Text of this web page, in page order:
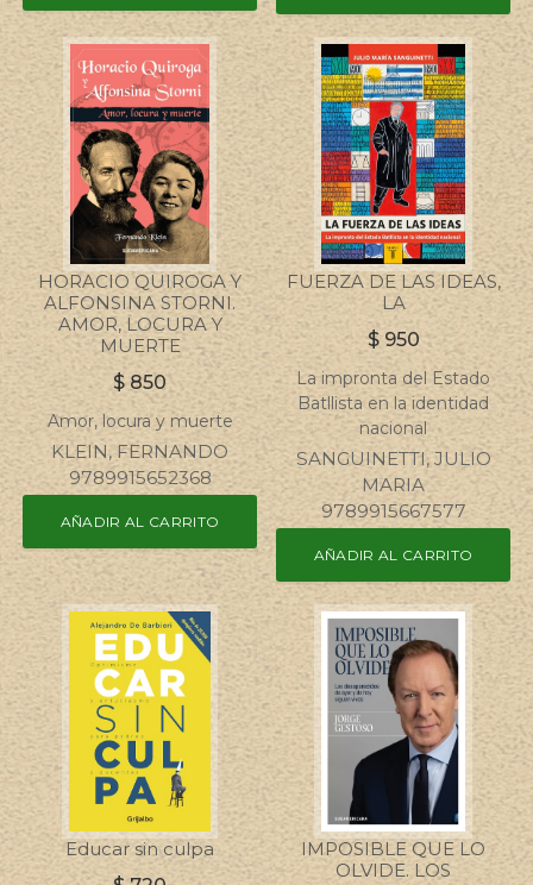
HORACIO QUIROGA Y
ALFONSINA STORNI.
AMOR, LOCURA Y
MUERTE
$ 850
Amor, locura y muerte
KLEIN, FERNANDO
9789915652368
AÑADIR AL CARRITO
FUERZA DE LAS IDEAS,
LA
$ 950
La impronta del Estado
Batllista en la identidad
nacional
SANGUINETTI, JULIO
MARIA
9789915667577
AÑADIR AL CARRITO
Educar sin culpa
IMPOSIBLE QUE LO
OLVIDE. LOS